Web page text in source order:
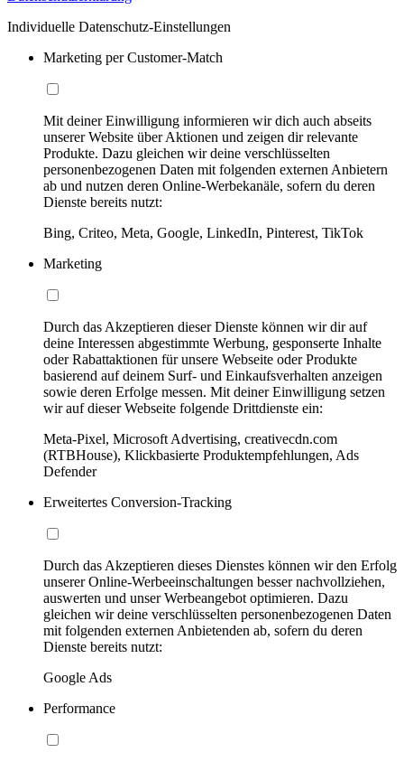
Individuelle Datenschutz-Einstellungen
Marketing per Customer-Match
Mit deiner Einwilligung informieren wir dich auch abseits
unserer Website über Aktionen und zeigen dir relevante
Produkte. Dazu gleichen wir deine verschlüsselten
personenbezogenen Daten mit folgenden externen Anbietern
ab und nutzen deren Online-Werbekanäle, sofern du deren
Dienste bereits nutzt:
Bing, Criteo, Meta, Google, LinkedIn, Pinterest, TikTok
Marketing
Durch das Akzeptieren dieser Dienste können wir dir auf
deine Interessen abgestimmte Werbung, gesponserte Inhalte
oder Rabattaktionen für unsere Webseite oder Produkte
basierend auf deinem Surf- und Einkaufsverhalten anzeigen
sowie deren Erfolge messen. Mit deiner Einwilligung setzen
wir auf dieser Webseite folgende Drittdienste ein:
Meta-Pixel, Microsoft Advertising, creativecdn.com
(RTBHouse), Klickbasierte Produktempfehlungen, Ads
Defender
Erweitertes Conversion-Tracking
Durch das Akzeptieren dieses Dienstes können wir den Erfolg
unserer Online-Werbeeinschaltungen besser nachvollziehen,
auswerten und unser Werbeangebot optimieren. Dazu
gleichen wir deine verschlüsselten personenbezogenen Daten
mit folgenden externen Anbietenden ab, sofern du deren
Dienste bereits nutzt:
Google Ads
Performance